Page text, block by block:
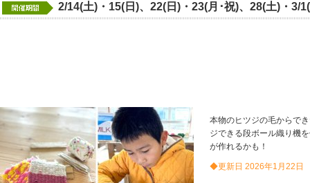
2/14(土)・15(日)、22(日)・23(月･祝)、28(土)・3/
本物のヒツジの毛からで
ジできる段ボール織り機
が作れるかも！
◆更新日 2026年1月22日